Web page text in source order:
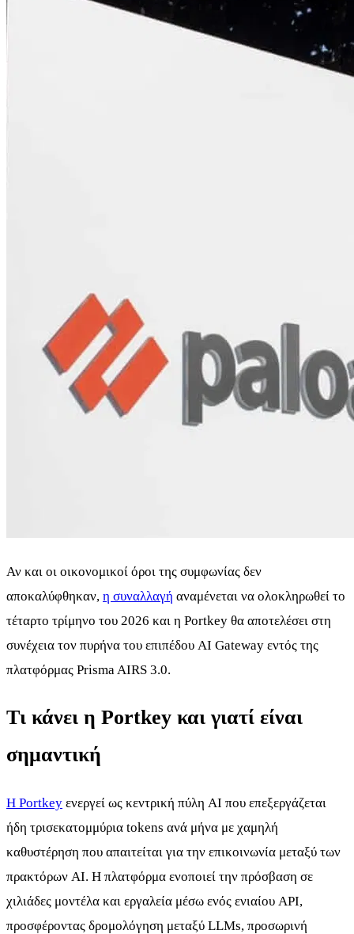
Αν και οι οικονομικοί όροι της συμφωνίας δεν
αποκαλύφθηκαν, η συναλλαγή αναμένεται να ολοκληρωθεί το
τέταρτο τρίμηνο του 2026 και η Portkey θα αποτελέσει στη
συνέχεια τον πυρήνα του επιπέδου AI Gateway εντός της
πλατφόρμας Prisma AIRS 3.0.
Τι κάνει η Portkey και γιατί είναι
σημαντική
Η Portkey ενεργεί ως κεντρική πύλη AI που επεξεργάζεται
ήδη τρισεκατομμύρια tokens ανά μήνα με χαμηλή
καθυστέρηση που απαιτείται για την επικοινωνία μεταξύ των
πρακτόρων AI. Η πλατφόρμα ενοποιεί την πρόσβαση σε
χιλιάδες μοντέλα και εργαλεία μέσω ενός ενιαίου API,
προσφέροντας δρομολόγηση μεταξύ LLMs, προσωρινή